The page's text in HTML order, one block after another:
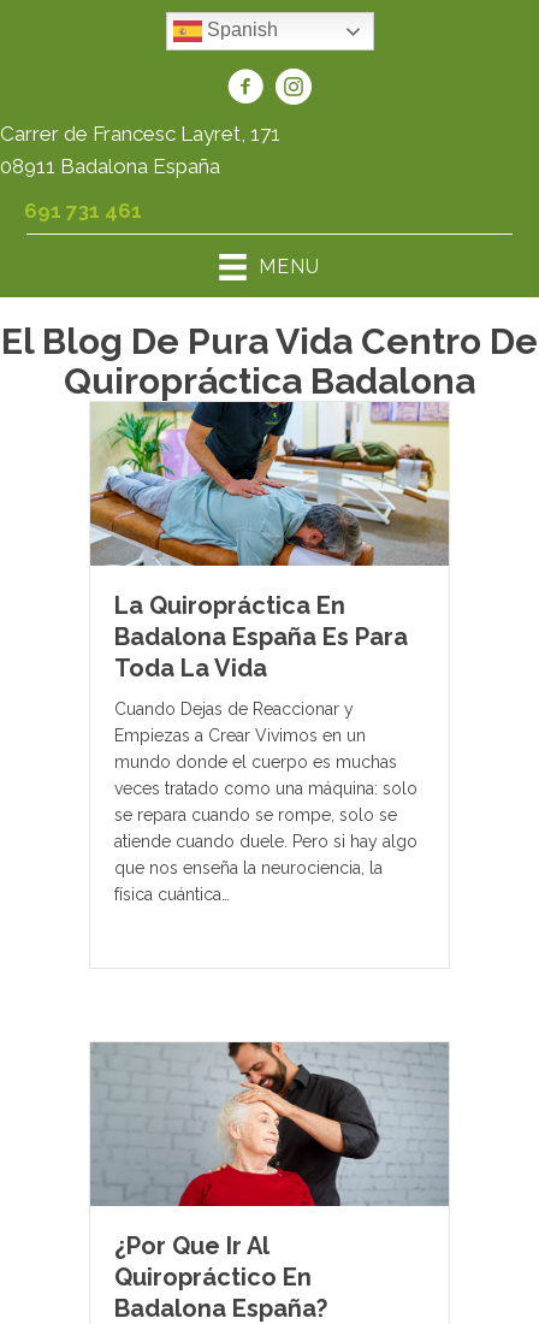
Spanish
Carrer de Francesc Layret, 171
08911 Badalona España
691 731 461
MENU
El Blog De Pura Vida Centro De
Quiropráctica Badalona
La Quiropráctica En
Badalona España Es Para
Toda La Vida
Cuando Dejas de Reaccionar y
Empiezas a Crear Vivimos en un
mundo donde el cuerpo es muchas
veces tratado como una máquina: solo
se repara cuando se rompe, solo se
atiende cuando duele. Pero si hay algo
que nos enseña la neurociencia, la
física cuántica…
¿Por Que Ir Al
Quiropráctico En
Badalona España?